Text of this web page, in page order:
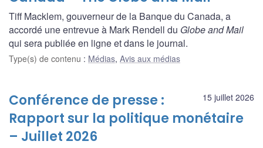
Tiff Macklem, gouverneur de la Banque du Canada, a
accordé une entrevue à Mark Rendell du Globe and Mail
qui sera publiée en ligne et dans le journal.
Type(s) de contenu : Médias, Avis aux médias
15 juillet 2026
Conférence de presse :
Rapport sur la politique monétaire
– Juillet 2026